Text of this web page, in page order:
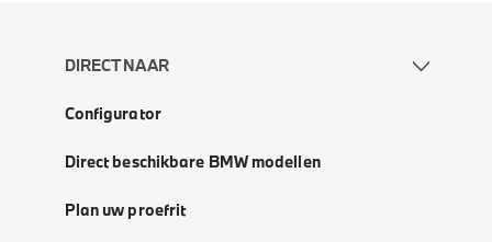
DIRECT NAAR
Configurator
Direct beschikbare BMW modellen
Plan uw proefrit